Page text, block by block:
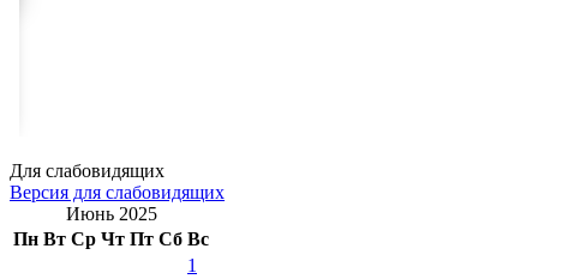
Для слабовидящих
Версия для слабовидящих
Июнь 2025
Пн Вт Ср Чт Пт Сб Вс
1